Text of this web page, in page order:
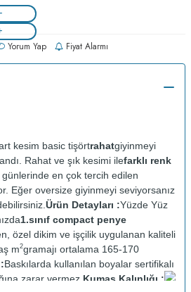
Yorum Yap Fiyat Alarmı
kesim basic tişörtrahatgiyinmeyi
Rahat ve şık kesimi ilefarklı renk
günlerinde en çok tercih edilen
Eğer oversize giyinmeyi seviyorsanız
Ürün Detayları :Yüzde Yüz
1.sınıf compact penye
özel dikim ve işçilik uygulanan kaliteli
m2gramajı ortalama 165-170
Baskılarda kullanılan boyalar sertifikalı
zarar vermez. Kumaş Kalınlığı :